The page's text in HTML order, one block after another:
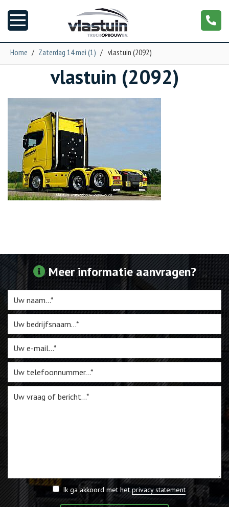
Truckopbouw
Garage
Trailers
Torpedo
Te Koop
Miniatuur
Vacatures
Contact
Home / Zaterdag 14 mei (1) / vlastuin (2092)
vlastuin (2092)
Meer informatie aanvragen?
Ik ga akkoord met hetprivacy statement